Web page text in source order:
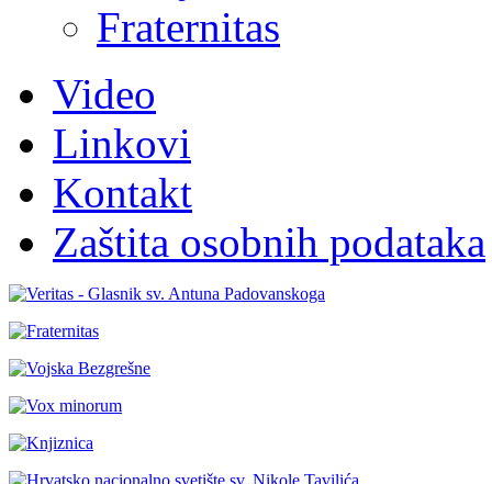
Fraternitas
Video
Linkovi
Kontakt
Zaštita osobnih podataka